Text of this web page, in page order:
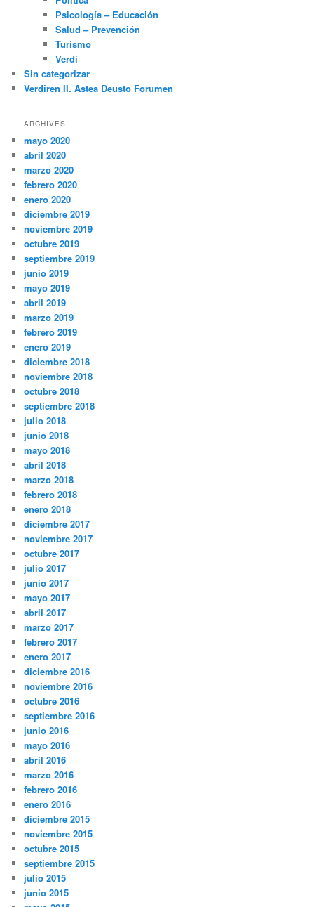
Psicología – Educación
Salud – Prevención
Turismo
Verdi
Sin categorizar
Verdiren II. Astea Deusto Forumen
ARCHIVES
mayo 2020
abril 2020
marzo 2020
febrero 2020
enero 2020
diciembre 2019
noviembre 2019
octubre 2019
septiembre 2019
junio 2019
mayo 2019
abril 2019
marzo 2019
febrero 2019
enero 2019
diciembre 2018
noviembre 2018
octubre 2018
septiembre 2018
julio 2018
junio 2018
mayo 2018
abril 2018
marzo 2018
febrero 2018
enero 2018
diciembre 2017
noviembre 2017
octubre 2017
julio 2017
junio 2017
mayo 2017
abril 2017
marzo 2017
febrero 2017
enero 2017
diciembre 2016
noviembre 2016
octubre 2016
septiembre 2016
junio 2016
mayo 2016
abril 2016
marzo 2016
febrero 2016
enero 2016
diciembre 2015
noviembre 2015
octubre 2015
septiembre 2015
julio 2015
junio 2015